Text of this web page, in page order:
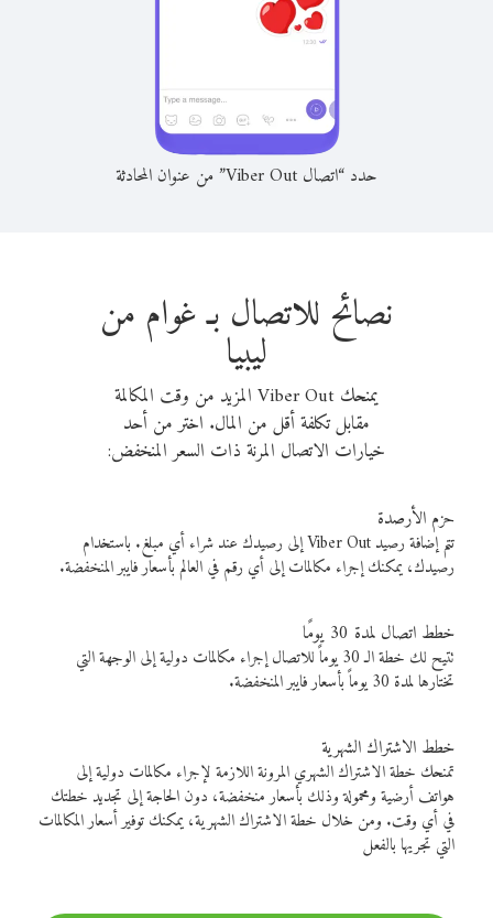
حدد “اتصال Viber Out” من عنوان المحادثة
نصائح للاتصال بـ غوام من
ليبيا
يمنحك Viber Out المزيد من وقت المكالمة
مقابل تكلفة أقل من المال. اختر من أحد
خيارات الاتصال المرنة ذات السعر المنخفض:
حزم الأرصدة
تتم إضافة رصيد Viber Out إلى رصيدك عند شراء أي مبلغ. باستخدام
رصيدك، يمكنك إجراء مكالمات إلى أي رقم في العالم بأسعار فايبر المنخفضة.
خطط اتصال لمدة 30 يومًا
تتيح لك خطة الـ 30 يوماً للاتصال إجراء مكالمات دولية إلى الوجهة التي
تختارها لمدة 30 يوماً بأسعار فايبر المنخفضة.
خطط الاشتراك الشهرية
تمنحك خطة الاشتراك الشهري المرونة اللازمة لإجراء مكالمات دولية إلى
هواتف أرضية ومحمولة وذلك بأسعار منخفضة، دون الحاجة إلى تجديد خطتك
في أي وقت. ومن خلال خطة الاشتراك الشهرية، يمكنك توفير أسعار المكالمات
التي تجريها بالفعل